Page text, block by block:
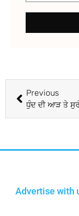
Previous
Advertise with